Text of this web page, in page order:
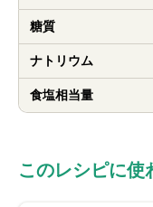
糖質
ナトリウム
食塩相当量
このレシピに使